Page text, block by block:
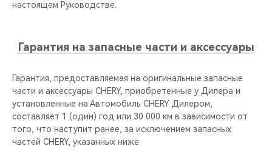
настоящем Руководстве.
Гарантия на запасные части и аксессуары
Гарантия, предоставляемая на оригинальные запасные
части и аксессуары CHERY, приобретенные у Дилера и
установленные на Автомобиль CHERY Дилером,
составляет 1 (один) год или 30 000 км в зависимости от
того, что наступит ранее, за исключением запасных
частей CHERY, указанных ниже.